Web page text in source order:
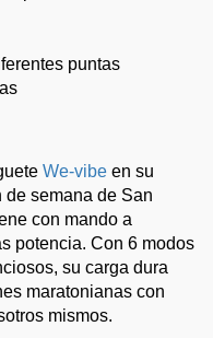
puntas
We-vibe en su
semana de San
con mando a
potencia. Con 6 modos
su carga dura
maratonianas con
mismos.